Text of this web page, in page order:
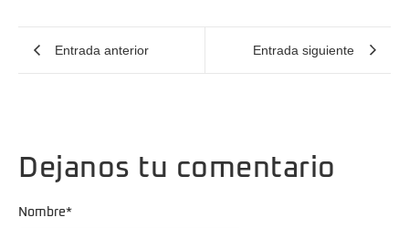
Entrada anterior Entrada siguiente
Dejanos tu comentario
Nombre*